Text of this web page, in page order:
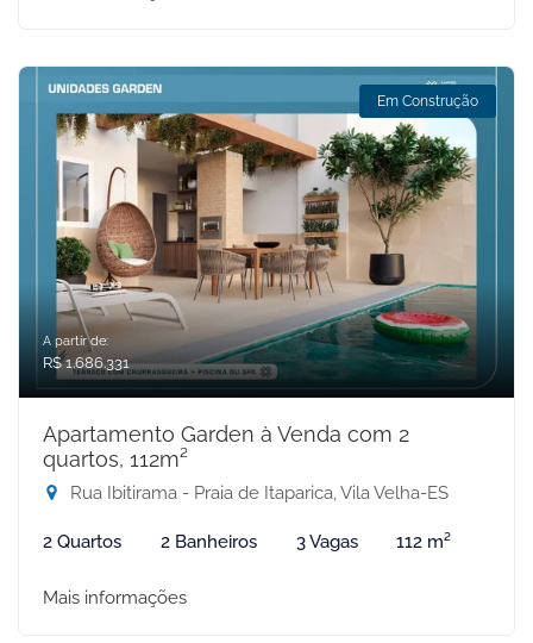
Em Construção
A partir de:
R$ 1.686.331
Apartamento Garden à Venda com 2
quartos, 112m²
Rua Ibitirama - Praia de Itaparica, Vila Velha-ES
2 Quartos 2 Banheiros 3 Vagas 112 m²
Mais informações